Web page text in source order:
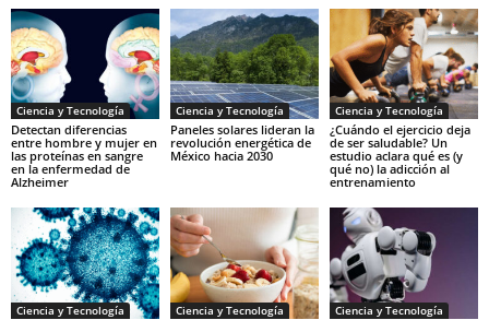
Ciencia y Tecnología
Detectan diferencias
entre hombre y mujer en
las proteínas en sangre
en la enfermedad de
Alzheimer
Ciencia y Tecnología
Paneles solares lideran la
revolución energética de
México hacia 2030
Ciencia y Tecnología
¿Cuándo el ejercicio deja
de ser saludable? Un
estudio aclara qué es (y
qué no) la adicción al
entrenamiento
Ciencia y Tecnología Ciencia y Tecnología Ciencia y Tecnología